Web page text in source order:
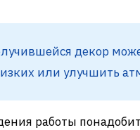
декор
или улучшить
работы